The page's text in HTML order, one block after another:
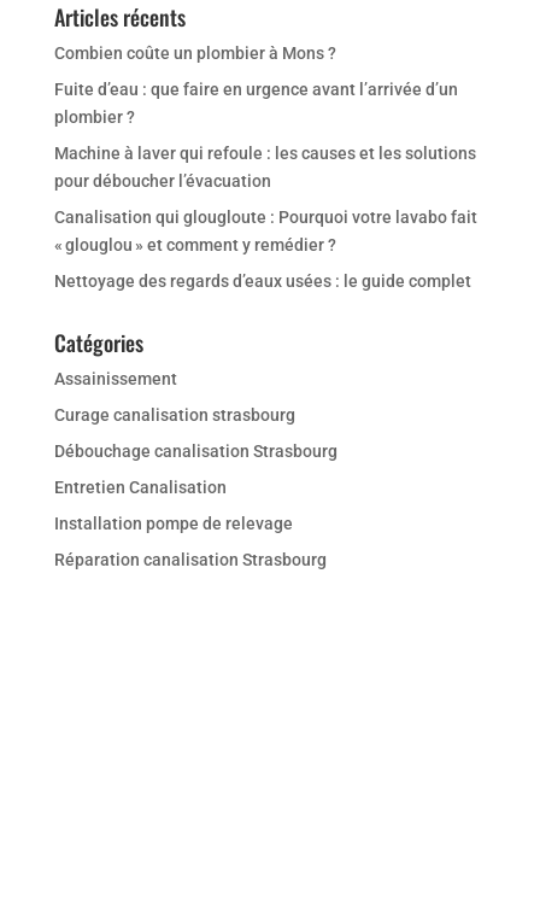
Articles récents
Combien coûte un plombier à Mons ?
Fuite d’eau : que faire en urgence avant l’arrivée d’un
plombier ?
Machine à laver qui refoule : les causes et les solutions
pour déboucher l’évacuation
Canalisation qui glougloute : Pourquoi votre lavabo fait
« glouglou » et comment y remédier ?
Nettoyage des regards d’eaux usées : le guide complet
Catégories
Assainissement
Curage canalisation strasbourg
Débouchage canalisation Strasbourg
Entretien Canalisation
Installation pompe de relevage
Réparation canalisation Strasbourg